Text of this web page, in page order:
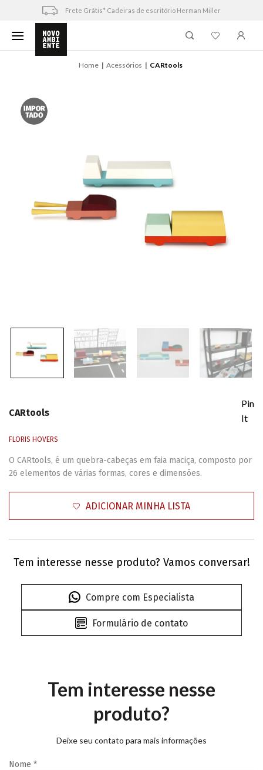
content
Frete Grátis* Cadeiras de escritório Herman Miller
Home Acessórios CARtools
CARtools
Pin
It
FLORIS HOVERS
O CARtools, é um quebra-cabeças em faia maciça, composto por
26 elementos de várias formas, cores e dimensões.
ADICIONAR MINHA LISTA
Tem interesse nesse produto? Vamos conversar!
Compre com Especialista
Formulário de contato
Tem interesse nesse
produto?
Deixe seu contato para mais informações
Nome *